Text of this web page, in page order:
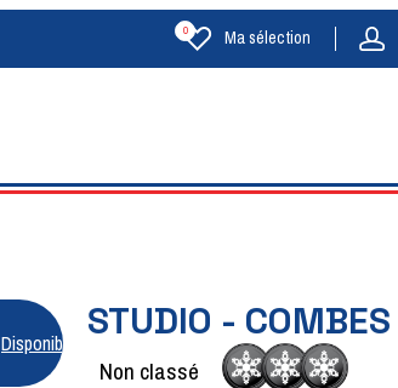
Ma sélection
0
DisponibilitésSTUDIO - COMBES
Non classé